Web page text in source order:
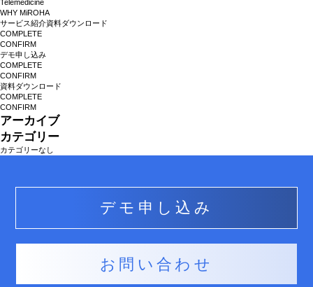
BLOG
POLICY
運営会社
デモ申し込み
Telemedicine
WHY MiROHA
サービス紹介資料ダウンロード
COMPLETE
CONFIRM
デモ申し込み
COMPLETE
CONFIRM
資料ダウンロード
COMPLETE
CONFIRM
アーカイブ
カテゴリー
カテゴリーなし
デモ申し込み
お問い合わせ